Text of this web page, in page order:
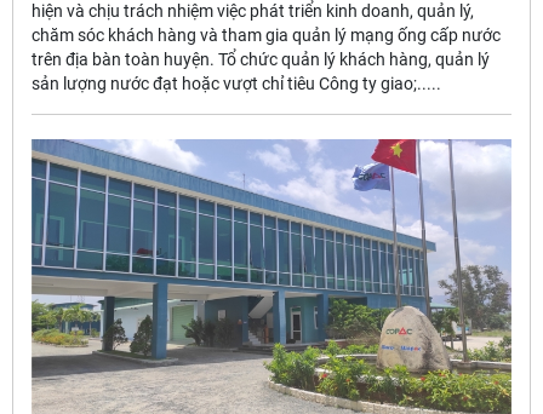
hiện và chịu trách nhiệm việc phát triển kinh doanh, quản lý,
chăm sóc khách hàng và tham gia quản lý mạng ống cấp nước
trên địa bàn toàn huyện. Tổ chức quản lý khách hàng, quản lý
sản lượng nước đạt hoặc vượt chỉ tiêu Công ty giao;.....